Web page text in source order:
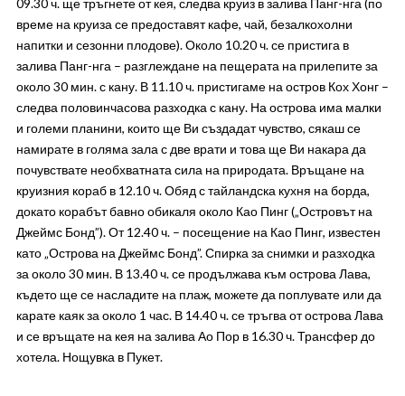
09.30 ч. ще тръгнете от кея, следва круиз в залива Панг-нга (по
време на круиза се предоставят кафе, чай, безалкохолни
напитки и сезонни плодове). Около 10.20 ч. се пристига в
залива Панг-нга – разглеждане на пещерата на прилепите за
около 30 мин. с кану. В 11.10 ч. пристигаме на остров Кох Хонг –
следва половинчасова разходка с кану. На острова има малки
и големи планини, които ще Ви създадат чувство, сякаш се
намирате в голяма зала с две врати и това ще Ви накара да
почувствате необхватната сила на природата. Връщане на
круизния кораб в 12.10 ч. Обяд с тайландска кухня на борда,
докато корабът бавно обикаля около Као Пинг („Островът на
Джеймс Бонд”). От 12.40 ч. – посещение на Као Пинг, известен
като „Острова на Джеймс Бонд”. Спирка за снимки и разходка
за около 30 мин. В 13.40 ч. се продължава към острова Лава,
където ще се насладите на плаж, можете да поплувате или да
карате каяк за около 1 час. В 14.40 ч. се тръгва от острова Лава
и се връщате на кея на залива Ао Пор в 16.30 ч. Трансфер до
хотела. Нощувка в Пукет.